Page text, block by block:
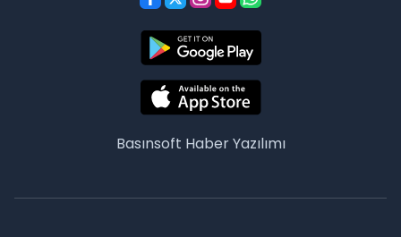
Basınsoft Haber Yazılımı